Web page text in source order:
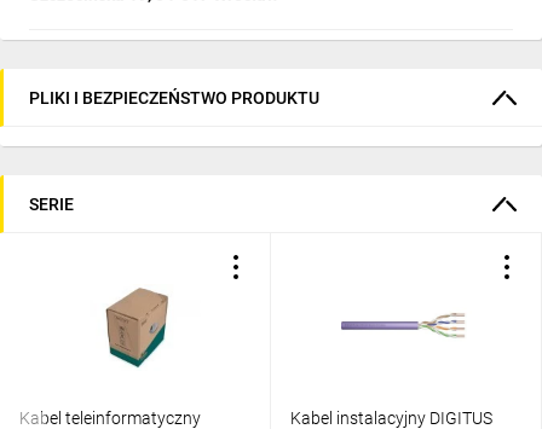
PLIKI I BEZPIECZEŃSTWO PRODUKTU
SERIE
Kabel teleinformatyczny
Kabel instalacyjny DIGITUS